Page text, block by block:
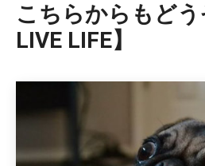
こちらからもど
LIVE LIFE】